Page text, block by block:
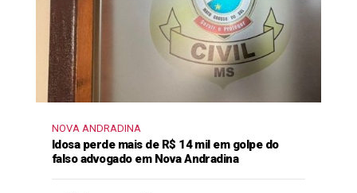
NOVA ANDRADINA
Idosa perde mais de R$ 14 mil em golpe do
falso advogado em Nova Andradina